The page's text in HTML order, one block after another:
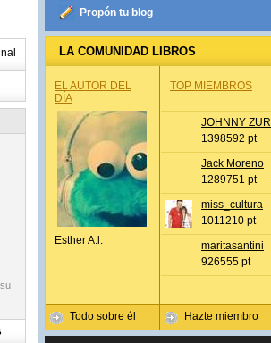
Propón tu blog
LA COMUNIDAD LIBROS
EL AUTOR DEL
DÍA
Esther A.l.
Todo sobre él
TOP MIEMBROS
JOHNNY ZURI
1398592 pt
Jack Moreno
1289751 pt
miss_cultura
1011210 pt
maritasantini
926555 pt
Hazte miembro